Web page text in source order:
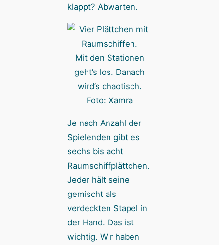
klappt? Abwarten.
Mit den Stationen
geht’s los. Danach
wird’s chaotisch.
Foto: Xamra
Je nach Anzahl der
Spielenden gibt es
sechs bis acht
Raumschiffplättchen.
Jeder hält seine
gemischt als
verdeckten Stapel in
der Hand. Das ist
wichtig. Wir haben